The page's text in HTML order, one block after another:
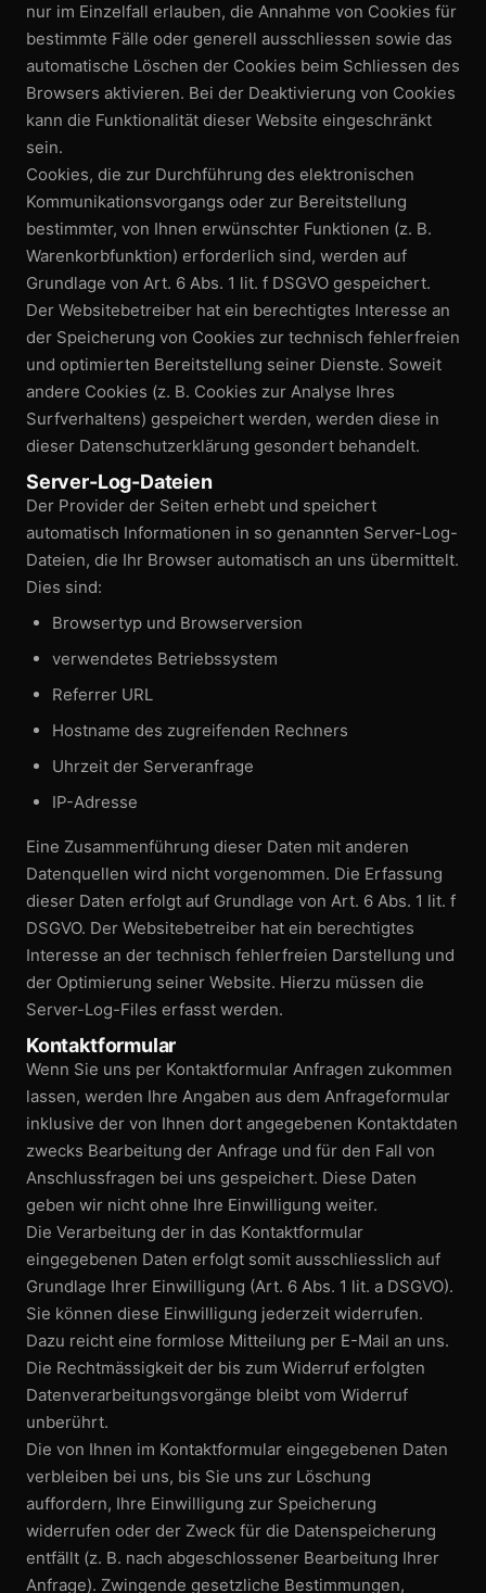
nur im Einzelfall erlauben, die Annahme von Cookies für
bestimmte Fälle oder generell ausschliessen sowie das
automatische Löschen der Cookies beim Schliessen des
Browsers aktivieren. Bei der Deaktivierung von Cookies
kann die Funktionalität dieser Website eingeschränkt
sein.
Cookies, die zur Durchführung des elektronischen
Kommunikations­vorgangs oder zur Bereitstellung
bestimmter, von Ihnen erwünschter Funktionen (z. B.
Warenkorb­funktion) erforderlich sind, werden auf
Grundlage von Art. 6 Abs. 1 lit. f DSGVO gespeichert.
Der Website­betreiber hat ein berechtigtes Interesse an
der Speicherung von Cookies zur technisch fehlerfreien
und optimierten Bereitstellung seiner Dienste. Soweit
andere Cookies (z. B. Cookies zur Analyse Ihres
Surfverhaltens) gespeichert werden, werden diese in
dieser Datenschutz­erklärung gesondert behandelt.
Server-Log-Dateien
Der Provider der Seiten erhebt und speichert
automatisch Informationen in so genannten Server-Log-
Dateien, die Ihr Browser automatisch an uns übermittelt.
Dies sind:
Browsertyp und Browserversion
verwendetes Betriebssystem
Referrer URL
Hostname des zugreifenden Rechners
Uhrzeit der Serveranfrage
IP-Adresse
Eine Zusammenführung dieser Daten mit anderen
Datenquellen wird nicht vorgenommen. Die Erfassung
dieser Daten erfolgt auf Grundlage von Art. 6 Abs. 1 lit. f
DSGVO. Der Website­betreiber hat ein berechtigtes
Interesse an der technisch fehlerfreien Darstellung und
der Optimierung seiner Website. Hierzu müssen die
Server-Log-Files erfasst werden.
Kontaktformular
Wenn Sie uns per Kontaktformular Anfragen zukommen
lassen, werden Ihre Angaben aus dem Anfrage­formular
inklusive der von Ihnen dort angegebenen Kontaktdaten
zwecks Bearbeitung der Anfrage und für den Fall von
Anschluss­fragen bei uns gespeichert. Diese Daten
geben wir nicht ohne Ihre Einwilligung weiter.
Die Verarbeitung der in das Kontaktformular
eingegebenen Daten erfolgt somit ausschliesslich auf
Grundlage Ihrer Einwilligung (Art. 6 Abs. 1 lit. a DSGVO).
Sie können diese Einwilligung jederzeit widerrufen.
Dazu reicht eine formlose Mitteilung per E-Mail an uns.
Die Rechtmässigkeit der bis zum Widerruf erfolgten
Datenverarbeitungs­vorgänge bleibt vom Widerruf
unberührt.
Die von Ihnen im Kontaktformular eingegebenen Daten
verbleiben bei uns, bis Sie uns zur Löschung
auffordern, Ihre Einwilligung zur Speicherung
widerrufen oder der Zweck für die Datenspeicherung
entfällt (z. B. nach abgeschlossener Bearbeitung Ihrer
Anfrage). Zwingende gesetzliche Bestimmungen,